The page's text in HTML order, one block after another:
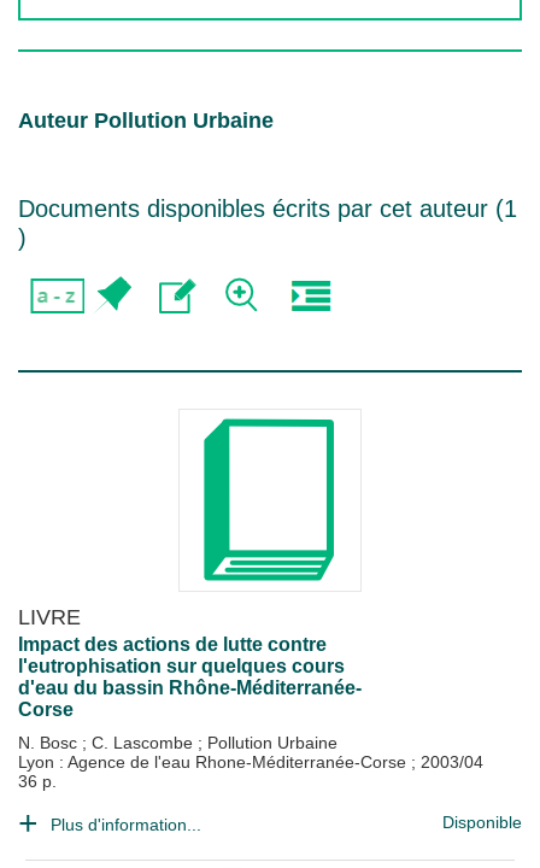
Auteur Pollution Urbaine
Documents disponibles écrits par cet auteur (1
)
LIVRE
Impact des actions de lutte contre
l'eutrophisation sur quelques cours
d'eau du bassin Rhône-Méditerranée-
Corse
N. Bosc ; C. Lascombe ; Pollution Urbaine
Lyon : Agence de l'eau Rhone-Méditerranée-Corse ; 2003/04
36 p.
Plus d'information... Disponible